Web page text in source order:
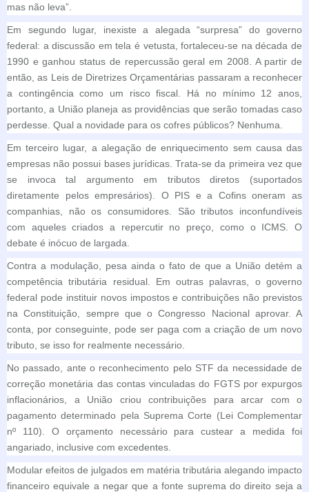
mas não leva”.
Em segundo lugar, inexiste a alegada “surpresa” do governo
federal: a discussão em tela é vetusta, fortaleceu-se na década de
1990 e ganhou status de repercussão geral em 2008. A partir de
então, as Leis de Diretrizes Orçamentárias passaram a reconhecer
a contingência como um risco fiscal. Há no mínimo 12 anos,
portanto, a União planeja as providências que serão tomadas caso
perdesse. Qual a novidade para os cofres públicos? Nenhuma.
Em terceiro lugar, a alegação de enriquecimento sem causa das
empresas não possui bases jurídicas. Trata-se da primeira vez que
se invoca tal argumento em tributos diretos (suportados
diretamente pelos empresários). O PIS e a Cofins oneram as
companhias, não os consumidores. São tributos inconfundíveis
com aqueles criados a repercutir no preço, como o ICMS. O
debate é inócuo de largada.
Contra a modulação, pesa ainda o fato de que a União detém a
competência tributária residual. Em outras palavras, o governo
federal pode instituir novos impostos e contribuições não previstos
na Constituição, sempre que o Congresso Nacional aprovar. A
conta, por conseguinte, pode ser paga com a criação de um novo
tributo, se isso for realmente necessário.
No passado, ante o reconhecimento pelo STF da necessidade de
correção monetária das contas vinculadas do FGTS por expurgos
inflacionários, a União criou contribuições para arcar com o
pagamento determinado pela Suprema Corte (Lei Complementar
nº 110). O orçamento necessário para custear a medida foi
angariado, inclusive com excedentes.
Modular efeitos de julgados em matéria tributária alegando impacto
financeiro equivale a negar que a fonte suprema do direito seja a